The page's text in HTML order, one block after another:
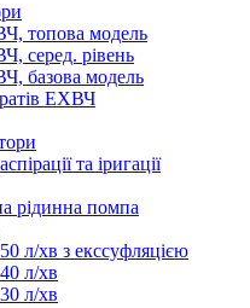
топова модель
серед. рівень
базова модель
ЕХВЧ
та іригації
рідинна помпа
л/хв з екссуфляцією
л/хв
л/хв